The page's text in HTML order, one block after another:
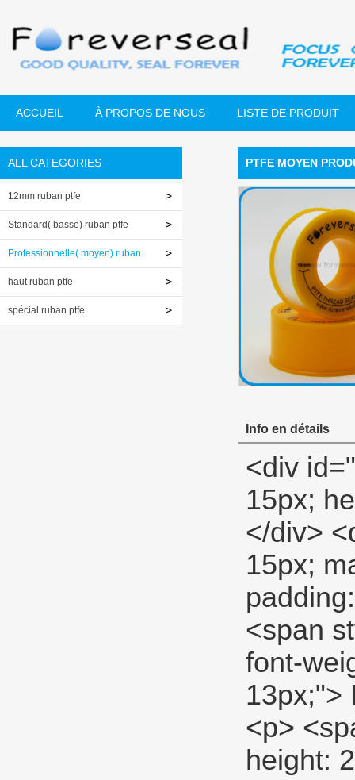
ACCUEIL À PROPOS DE NOUS LISTE DE PRODUIT
ALL CATEGORIES
12mm ruban ptfe
Standard( basse) ruban ptfe
Professionnelle( moyen) ruban
ptfehaut ruban ptfe
spécial ruban ptfe
PTFE MOYEN
Info en détails
<div id="ali-anchor-description" style="margin-top: 15px; height: 22px;" data-section="description">&nbsp;</div> <div id="ali-title-description" style="margin-top: 15px; margin-bottom: 7px;"><div style="height: 13px; padding: 8px 0; border-bottom: 1px solid #ddd;"> <span style="background-color: #ddd; color: #333; font-weight: bold; padding: 8px 15px; line-height: 13px;"> Description du produit </span> </div></div> <p> <span style="font-size: large;"> <span style="line-height: 27px;"> <strong> PTFE milieu produits </strong> </span> </span> </p> <p> <span style="line-height: 21px; font-size: 14px;"> <span style="line-height: normal;"> Professionnel PTFE tape </span> <span style="line-height: normal; font-family: Arial;"> pour être utilisé comme un général-but </span> <span style="line-height: normal;"> pour gaz, eau, huile, air et bas </span> <span style="line-height: normal; font-family: Arial;"> pression </span> <span style="line-height: normal;"> lignes. </span> <span style="line-height: normal; font-family: Arial;"> </span> </span> </p> <p>&nbsp;</p> <table class="aliDataTable" style="width: 426.1pt; font-family: Verdana, Arial, Helvetica, sans-serif;"><tbody> <tr align="left"> <td style="width: 167.7pt;" rowspan="5" valign="center"><p> <strong> <span style="line-height: 24px; font-family: Arial; font-size: 12pt;"> Spécifications: </span> </strong> </p></td> <td style="width: 258.4pt;" valign="top"><p> <span style="line-height: 24px; font-family: Arial; font-size: 12pt;"> Largeur: </span> <span style="line-height: 24px; font-family: Arial; font-size: